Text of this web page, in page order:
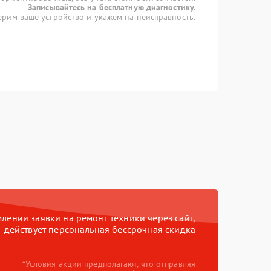
Записывайтесь на бесплатную диагностику.
ваше устройство и укажем на неисправность.
заявки на ремонт техники через сайт,
действует персональная бессрочная скидка
*Условия акции предполагают, что отправляя